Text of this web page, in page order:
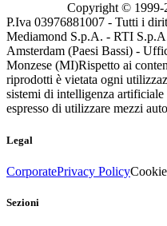
Copyright © 1999-
P.Iva 03976881007 - Tutti i
Mediamond S.p.A. - RTI
Amsterdam (Paesi Bassi) -
Monzese (MI)Rispetto ai
riprodotti è vietata ogni
sistemi di intelligenza
espresso di utilizzare mezzi
Legal
CorporatePrivacy Policy
Sezioni